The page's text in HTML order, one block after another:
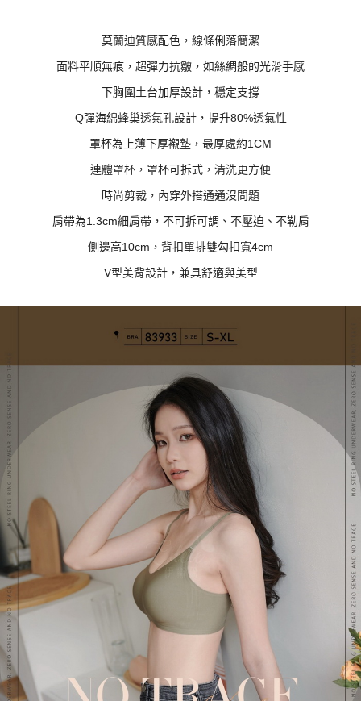
每筆NT$70，滿NT$798(含以上)免運費
每筆NT$70，滿NT$799(含以上)免運費
每筆NT$70，滿NT$799(含以上)免運費
每筆NT$100
每筆NT$110，滿NT$1,000(含以上)免運費
莫蘭迪質感配色，線條俐落簡潔
面料平順無痕，超彈力抗皺，如絲綢般的光滑手感
下胸圍土台加厚設計，穩定支撐
Q彈海綿蜂巢透氣孔設計，提升80%透氣性
罩杯為上薄下厚襯墊，最厚處約1CM
連體罩杯，罩杯可拆式，清洗更方便
時尚剪裁，內穿外搭通通沒問題
肩帶為1.3cm細肩帶，不可拆可調、不壓迫、不勒肩
側邊高10cm，背扣單排雙勾扣寬4cm
V型美背設計，兼具舒適與美型